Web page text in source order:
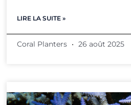
LIRE LA SUITE »
Coral Planters 26 août 2025